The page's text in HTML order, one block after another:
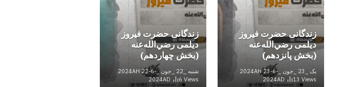
زندگانی حضرت فیروز
دیلمی رضي‌الله‌عنه
(بخش پانزدهم)
یک _23 _جون _2024AH 23-6-
2024AD
13Views
زندگانی حضرت فیروز
دیلمی رضي‌الله‌عنه
(بخش چهاردهم)
شنبه _22 _جون _2024AH 22-6-
2024AD
6 Views